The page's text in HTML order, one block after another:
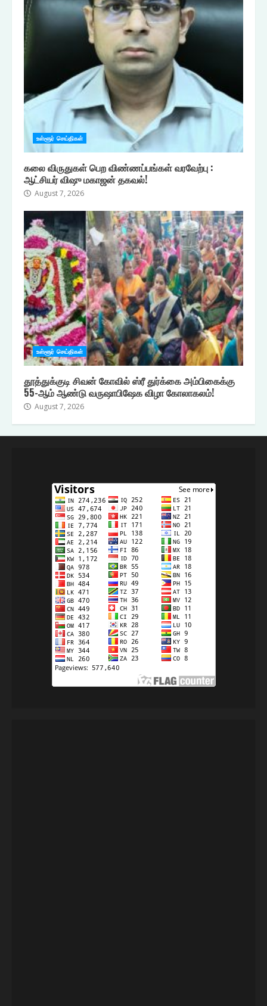
உள்ளூர் செய்திகள்
கலை விருதுகள் பெற விண்ணப்பங்கள் வரவேற்பு :
ஆட்சியர் விஷு மகாஜன் தகவல்!
August 7, 2026
உள்ளூர் செய்திகள்
தூத்துக்குடி சிவன் கோவில் ஸ்ரீ துர்க்கை அம்பிகைக்கு
55-ஆம் ஆண்டு வருஷாபிஷேக விழா கோலாகலம்!
August 7, 2026